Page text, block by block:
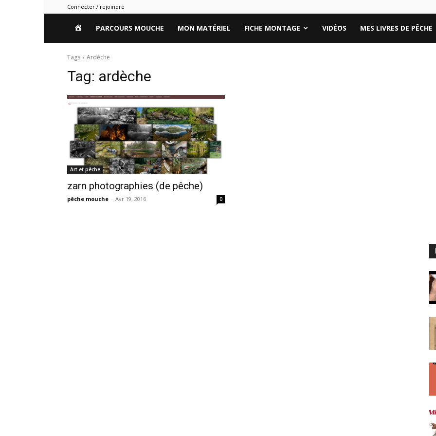
Connecter / rejoindre
HOMEPARCOURS MOUCHE MON MATÉRIEL FICHE MONTAGE VIDÉOS MES LIVRES DE PÊCHE
Tags Ardèche
Tag: ardèche
Art et pêche
zarn photographies (de pêche)
pêche mouche - Avr 19, 2016 0